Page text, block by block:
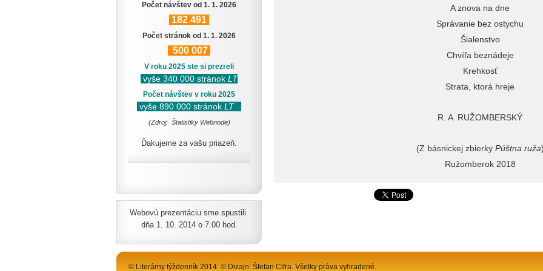
A znova na dne
Správanie bez ostychu
Šialenstvo
Chvíľa beznádeje
Krehkosť
Strata, ktorá hreje
R. A RUŽOMBERSKÝ
(Z básnickej zbierky Púštna ruža
Ružomberok 2018
Počet návštev od 1. 1. 2026
182 491
Počet stránok od 1. 1. 2026
500 007
V roku 2025 ste si prezreli
vyše 340 000 stránok LT
Počet návštev v roku 2025
vyše 890 000 stránok LT
(Zdroj: Štatistiky Webnode)
Ďakujeme za vašu priazeň.
Webovú prezentáciu sme spustili
dňa 1. 10. 2014 o 7.00 hod.
© Literárny týždenník 2014. © Dizajn: Štefan Cifra. Všetky práva vyhradené.